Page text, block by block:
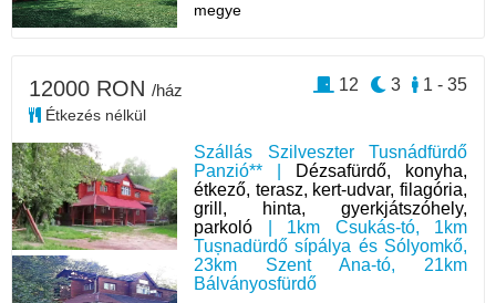
megye
Szállás Szilveszter Tusnádfürdő
Panzió** |
Dézsafürdő, konyha,
étkező, terasz, kert-udvar, filagória,
grill, hinta, gyerkjátszóhely,
parkoló | 1km Csukás-tó, 1km
Tușnadürdő sípálya és Sólyomkő,
23km Szent Ana-tó, 21km
Bálványosfürdő
12000 RON /ház
Étkezés nélkül
1 - 35
3
12